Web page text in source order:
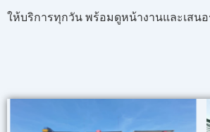
ให้บริการทุกวัน พร้อมดูหน้างานและเสน